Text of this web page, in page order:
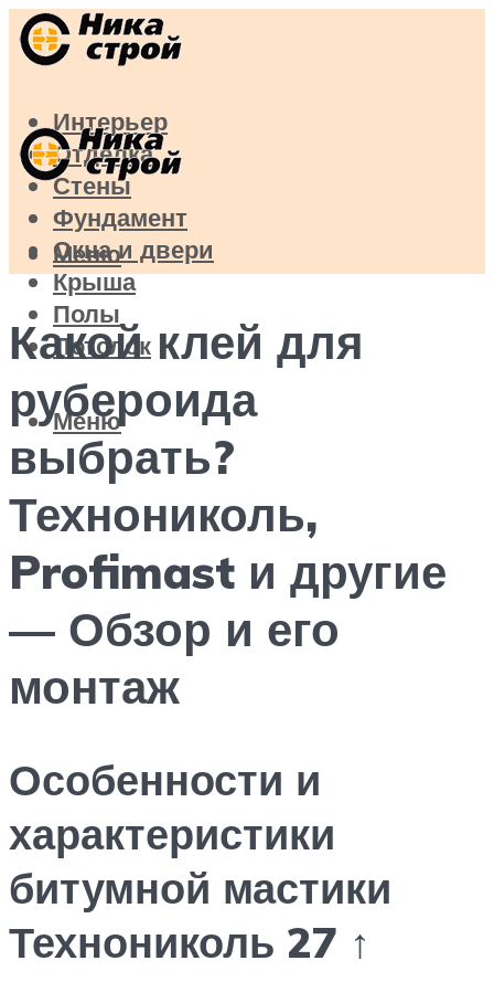
Интерьер
Отделка
Стены
Фундамент
Окна и двери
Крыша
Полы
Потолок
Меню
Меню
Какой клей для
рубероида
выбрать?
Технониколь,
Profimast и другие
— Обзор и его
монтаж
Особенности и
характеристики
битумной мастики
Технониколь 27 ↑